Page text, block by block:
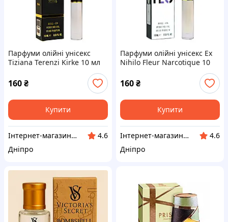
Парфуми олійні унісекс
Tiziana Terenzi Kirke 10 мл
160₴
Купити
Інтернет-магазин "Klever"
4.6
Дніпро
Парфуми олійні унісекс Ex
Nihilo Fleur Narcotique 10
160₴
Купити
Інтернет-магазин "Klever"
4.6
Дніпро